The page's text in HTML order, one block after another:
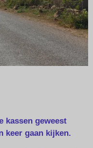
kassen geweest
keer gaan kijken.